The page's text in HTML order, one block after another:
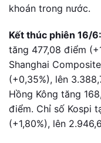
khoán trong nước.
Kết thúc phiên 16/6:
tăng 477,08 điểm
Shanghai
(+0,35%), lên
Hồng Kông tăng
điểm. Chỉ số Kospi
(+1,80%), lên